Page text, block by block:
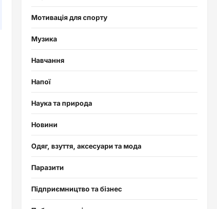
Мотивація для спорту
Музика
Навчання
Напої
Наука та природа
Новини
Одяг, взуття, аксесуари та мода
Паразити
Підприємництво та бізнес